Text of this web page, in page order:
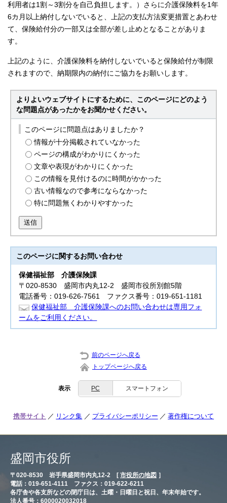
利用者は1割～3割分を自己負担します。）さらに介護保険料を1年
6カ月以上納付しないでいると、上記の支払方法変更措置とあわせ
て、保険給付分の一部又は全部が差し止めとなることがありま
す。
上記のように、介護保険料を納付しないでいると保険給付が制限
されますので、納期限内の納付にご協力をお願いします。
よりよいウェブサイトにするために、このページにどのよう
な問題点があったかをお聞かせください。
このページに問題点はありましたか？
情報が十分掲載されていなかった
ページの構成がわかりにくかった
文章や表現がわかりにくかった
この情報を見付けるのに時間がかかった
古い情報なので参考にならなかった
特に問題無くわかりやすかった
送信
このページに関するお問い合わせ
保健福祉部介護保険課
〒020-8530 盛岡市内丸12-2 盛岡市役所別館5階
電話番号：019-626-7561 ファクス番号：019-651-1181
保健福祉部 介護保険課へのお問い合わせは専用フォ
ームをご利用ください。
前のページへ戻る
トップページへ戻る
表示 PC スマートフォン
携帯サイト リンク集 プライバシーポリシー 著作権について
盛岡市役所
〒020-8530 岩手県盛岡市内丸12-2 [ 市役所の地図 ］
電話：019-651-4111 ファクス：019-622-6211
各庁舎や各支所などの閉庁日は、土曜・日曜日と祝日、年末年始です。
法人番号：6000020032018